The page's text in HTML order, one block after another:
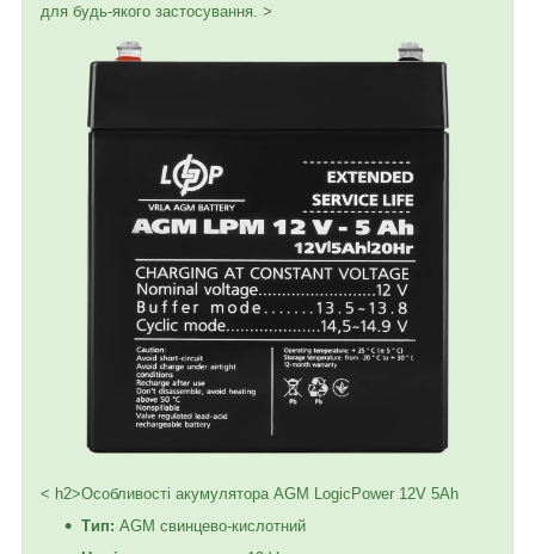
для будь-якого застосування. >
< h2>Особливості акумулятора AGM LogicPower 12V 5Ah
Тип: AGM свинцево-кислотний